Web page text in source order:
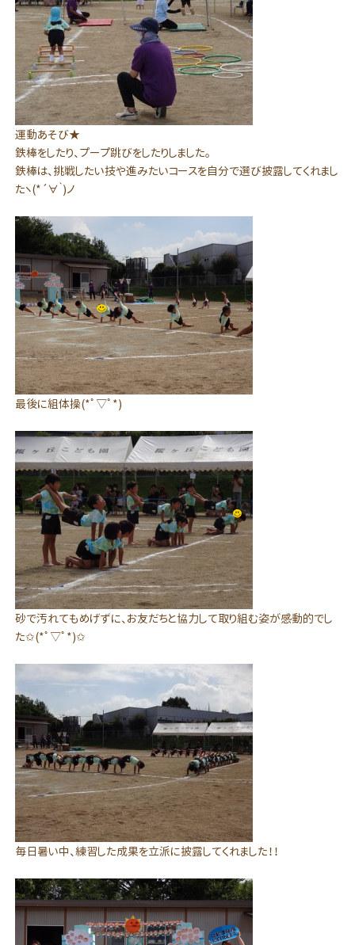
運動あそび★
鉄棒をしたり、プープ跳びをしたりしました。
鉄棒は、挑戦したい技や進みたいコースを自分で選び披露してくれまし
たヽ(*´∀｀)ノ
最後に組体操(*ﾟ▽ﾟ*)
砂で汚れてもめげずに、お友だちと協力して取り組む姿が感動的でし
た✩(*ﾟ▽ﾟ*)✩
毎日暑い中、練習した成果を立派に披露してくれました！！